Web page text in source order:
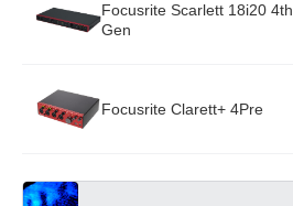
Focusrite Scarlett 18i20 4th
Gen
Focusrite Clarett+ 4Pre